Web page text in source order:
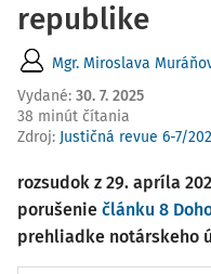
republike
Mgr. Miroslava
Vydané: 30. 7. 2025
38 minút čítania
Zdroj: Justičná revue 6-7/
rozsudok z 29. apríla
porušenie článku 8
prehliadke notárskeho